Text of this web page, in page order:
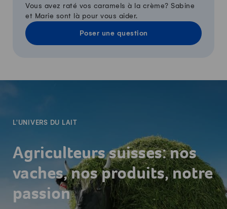
Vous avez raté vos caramels à la crème? Sabine
et Marie sont là pour vous aider.
Poser une question
L'UNIVERS DU LAIT
Agriculteurs suisses: nos
vaches, nos produits, notre
passion